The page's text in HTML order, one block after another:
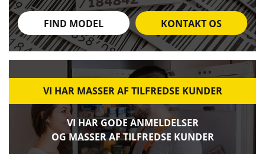
FIND MODEL KONTAKT OS
VI HAR MASSER AF TILFREDSE KUNDER
VI HAR GODE ANMELDELSER
OG MASSER AF TILFREDSE KUNDER